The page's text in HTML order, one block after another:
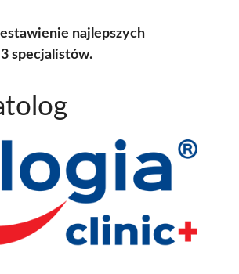
najlepszych
specjalistów.